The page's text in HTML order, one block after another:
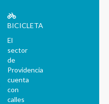
BICICLETA
El
sector
de
Providencia
cuenta
con
calles